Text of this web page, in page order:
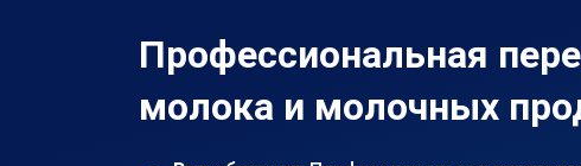
Профессиональная
молока и молочных